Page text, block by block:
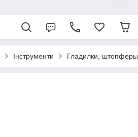
Інструменти Гладилки,